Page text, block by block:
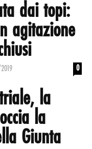
dai topi:
agitazione
0
la
la
Giunta